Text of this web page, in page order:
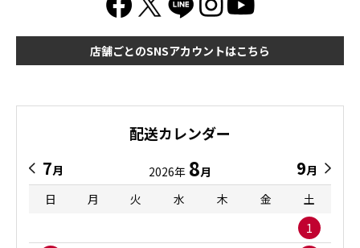
店舗ごとのSNSアカウントはこちら
配送カレンダー
7月 2026年 8月 9月
日
月 火 水 木 金
土
1